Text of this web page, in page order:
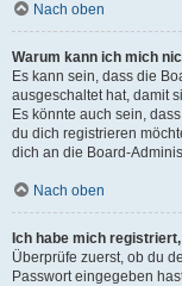
Nach oben
Warum kann ich mich
Es kann sein, dass die
ausgeschaltet hat, damit
Es könnte auch sein,
du dich registrieren
dich an die Board-
Nach oben
Ich habe mich
Überprüfe zuerst, ob du
Passwort eingegeben